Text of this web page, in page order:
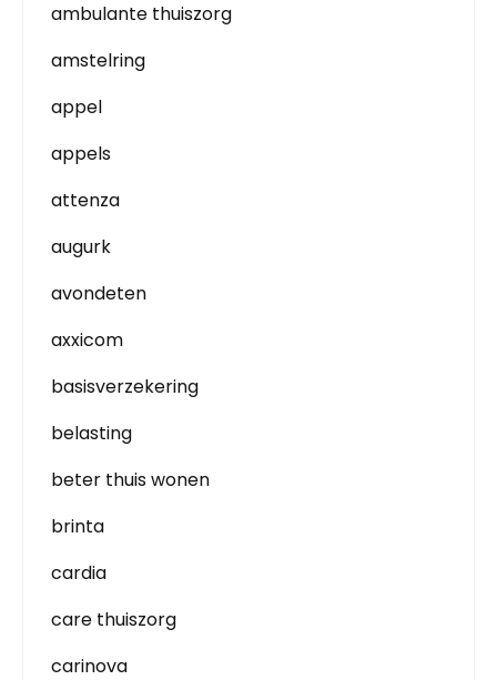
ambulante thuiszorg
amstelring
appel
appels
attenza
augurk
avondeten
axxicom
basisverzekering
belasting
beter thuis wonen
brinta
cardia
care thuiszorg
carinova